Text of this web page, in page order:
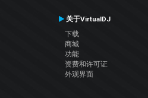
关于VirtualDJ
下载
商城
功能
资费和许可证
外观界面